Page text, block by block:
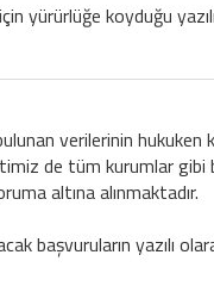
koyduğu
verilerinin
de tüm kurumlar
altına alınmaktadır.
başvuruların